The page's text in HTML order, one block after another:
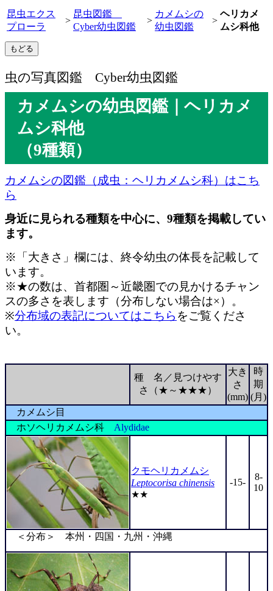
昆虫エクス
プローラ
>
昆虫図鑑
Cyber幼虫図鑑
>
カメムシの
幼虫図鑑
>
ヘリカメ
ムシ科他
虫の写真図鑑 Cyber幼虫図鑑
カメムシの幼虫図鑑｜ヘリカメ
ムシ科他
（9種類）
カメムシの図鑑（成虫：ヘリカメムシ科）はこち
ら
身近に見られる種類を中心に、9種類を掲載してい
ます。
※「大きさ」欄には、終令幼虫の体長を記載して
います。
※★の数は、首都圏～近畿圏での見かけるチャン
スの多さを表します（分布しない場合は×）。
※分布域の表記についてはこちら をご覧くださ
い。
種 名／見つけやす
さ（★～★★★）
大き
さ
(mm)
時
期
(月)
カメムシ目
ホソヘリカメムシ科 Alydidae
クモヘリカメムシ
Leptocorisa chinensis
★★
-15-
8-
10
＜分布＞ 本州・四国・九州・沖縄